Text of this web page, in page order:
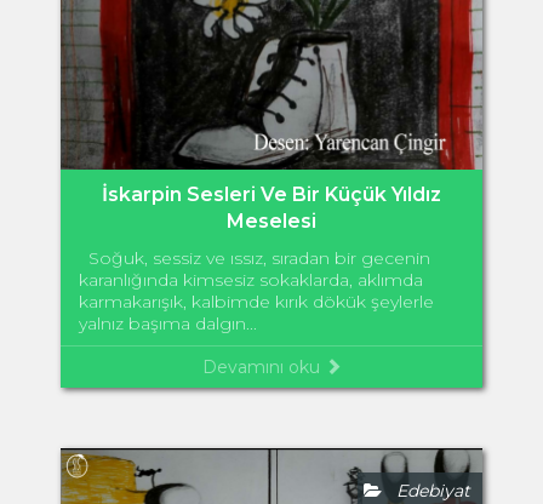
İskarpin Sesleri Ve Bir Küçük Yıldız
Meselesi
Soğuk, sessiz ve ıssız, sıradan bir gecenin
karanlığında kimsesiz sokaklarda, aklımda
karmakarışık, kalbimde kırık dökük şeylerle
yalnız başıma dalgın...
Devamını oku
Edebiyat